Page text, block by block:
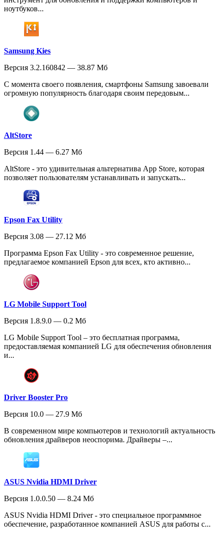
ноутбуков...
Samsung Kies
Версия 3.2.160842 — 38.87 Мб
С момента своего появления, смартфоны Samsung завоевали
огромную популярность благодаря своим передовым...
AltStore
Версия 1.44 — 6.27 Мб
AltStore - это удивительная альтернатива App Store, которая
позволяет пользователям устанавливать и запускать...
Epson Fax Utility
Версия 3.08 — 27.12 Мб
Программа Epson Fax Utility - это современное решение,
предлагаемое компанией Epson для всех, кто активно...
LG Mobile Support Tool
Версия 1.8.9.0 — 0.2 Мб
LG Mobile Support Tool – это бесплатная программа,
предоставляемая компанией LG для обеспечения обновления
и...
Driver Booster Pro
Версия 10.0 — 27.9 Мб
В современном мире компьютеров и технологий актуальность
обновления драйверов неоспорима. Драйверы –...
ASUS Nvidia HDMI Driver
Версия 1.0.0.50 — 8.24 Мб
ASUS Nvidia HDMI Driver - это специальное программное
обеспечение, разработанное компанией ASUS для работы с...